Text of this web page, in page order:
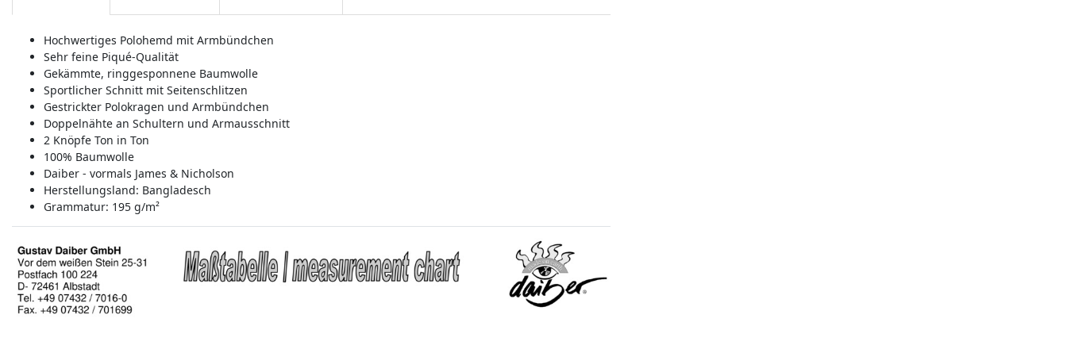
Hochwertiges Polohemd mit Armbündchen
Sehr feine Piqué-Qualität
Gekämmte, ringgesponnene Baumwolle
Sportlicher Schnitt mit Seitenschlitzen
Gestrickter Polokragen und Armbündchen
Doppelnähte an Schultern und Armausschnitt
2 Knöpfe Ton in Ton
100% Baumwolle
Daiber - vormals James & Nicholson
Herstellungsland: Bangladesch
Grammatur: 195 g/m²